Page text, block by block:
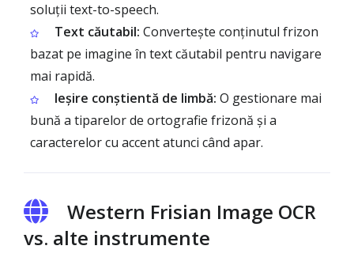
soluții text-to-speech.
Text căutabil: Convertește conținutul frizon
bazat pe imagine în text căutabil pentru navigare
mai rapidă.
Ieșire conștientă de limbă: O gestionare mai
bună a tiparelor de ortografie frizonă și a
caracterelor cu accent atunci când apar.
Western Frisian Image OCR
vs. alte instrumente